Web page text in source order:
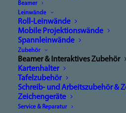
Beamer
Leinwände
Roll-Leinwände
Mobile Projektionswände
Spannleinwände
Zubehör
Beamer & Interaktives Zubehör
Kartenhalter
Tafelzubehör
Schreib- und Arbeitszubehör &
Zeichengeräte
Service & Reparatur
Die ART des Lehrens!
Auf das richtige
an!